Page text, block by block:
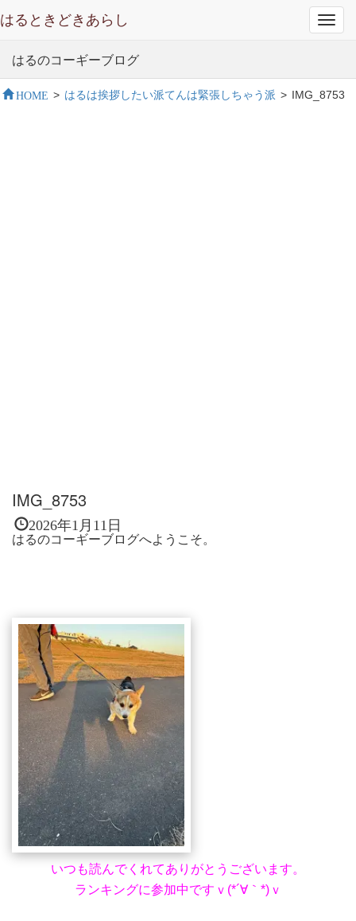
はるときどきあらし
はるのコーギーブログ
HOME > はるは挨拶したい派てんは緊張しちゃう派 > IMG_8753
IMG_8753
2026年1月11日
はるのコーギーブログへようこそ。
いつも読んでくれてありがとうございます。
ランキングに参加中ですｖ(*´∀｀*)ｖ